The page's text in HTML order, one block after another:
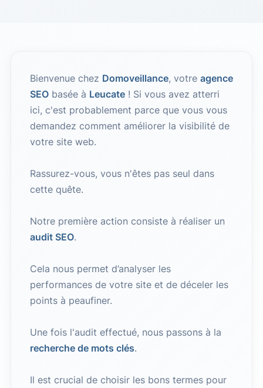
Bienvenue chez Domoveillance, votre agence
SEObasée à Leucate! Si vous avez atterri
ici, c'est probablement parce que vous vous
demandez comment améliorer la visibilité de
votre site web.
Rassurez-vous, vous n'êtes pas seul dans
cette quête.
Notre première action consiste à réaliser un
audit SEO.
Cela nous permet d’analyser les
performances de votre site et de déceler les
points à peaufiner.
Une fois l'audit effectué, nous passons à la
recherche de mots clés.
Il est crucial de choisir les bons termes pour